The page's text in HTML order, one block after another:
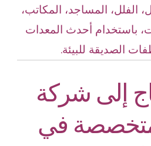
الفلل، المساجد، المكاتب،
باستخدام أحدث المعدات
الصديقة للبيئة.
إلى شركة
في